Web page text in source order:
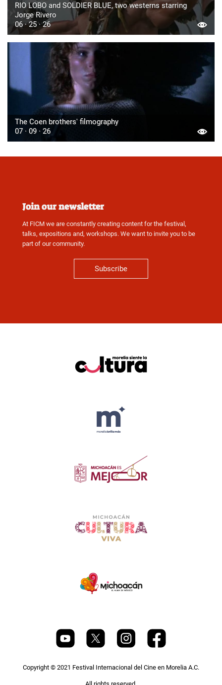
RIO LOBO and SOLDIER BLUE, two westerns starring
Jorge Rivero
06 · 25 · 26
The Coen brothers' filmography
07 · 09 · 26
Join our newsletter
At FICM we are constantly creating content for the festival,
talks, expositions and, workshops. We want to invite you to be
part of our community.
Subscribe
Copyright © 2021 Festival Internacional del Cine en Morelia A.C.